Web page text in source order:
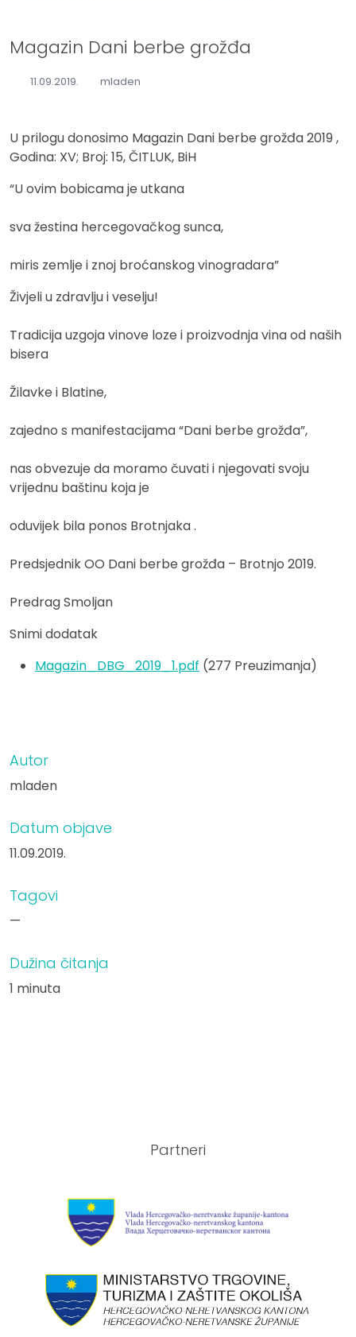
Magazin Dani berbe grožđa
11.09.2019. mladen
U prilogu donosimo Magazin Dani berbe grožđa 2019 ,
Godina: XV; Broj: 15, ČITLUK, BiH
“U ovim bobicama je utkana
sva žestina hercegovačkog sunca,
miris zemlje i znoj broćanskog vinogradara”
Živjeli u zdravlju i veselju!
Tradicija uzgoja vinove loze i proizvodnja vina od naših
bisera
Žilavke i Blatine,
zajedno s manifestacijama “Dani berbe grožđa”,
nas obvezuje da moramo čuvati i njegovati svoju
vrijednu baštinu koja je
oduvijek bila ponos Brotnjaka .
Predsjednik OO Dani berbe grožđa – Brotnjo 2019.
Predrag Smoljan
Snimi dodatak
Magazin_DBG_2019_1.pdf (277 Preuzimanja)
Autor
mladen
Datum objave
11.09.2019.
Tagovi
—
Dužina čitanja
1 minuta
Partneri